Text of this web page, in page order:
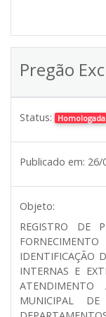
Pregão
Status: Homologada
Publicado em: 26/
Objeto:
REGISTRO DE
IDENTIFICAÇÃO
INTERNAS E
ATENDIMENTO
MUNICIPAL DE